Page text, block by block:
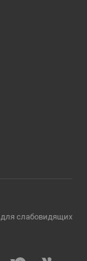
слабовидящих